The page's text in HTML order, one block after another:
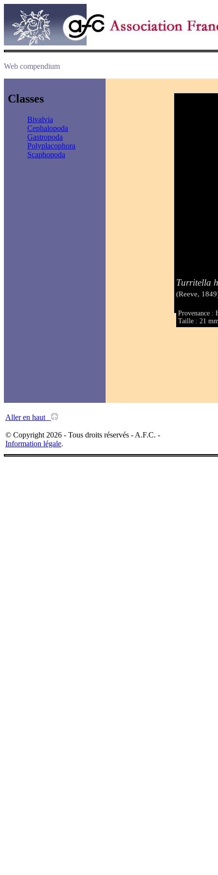
Web compendium
Classes
Bivalvia
Cephalopoda
Gastropoda
Polyplacophora
Scaphopoda
Turritella
(Reeve,
Provenance :
Taille : 21
Aller en haut
© Copyright 2026 - Tous droits réservés - A.F.C. -
Information légale.